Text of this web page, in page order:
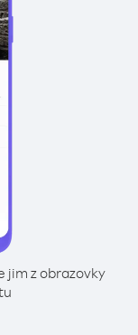
jim z obrazovky